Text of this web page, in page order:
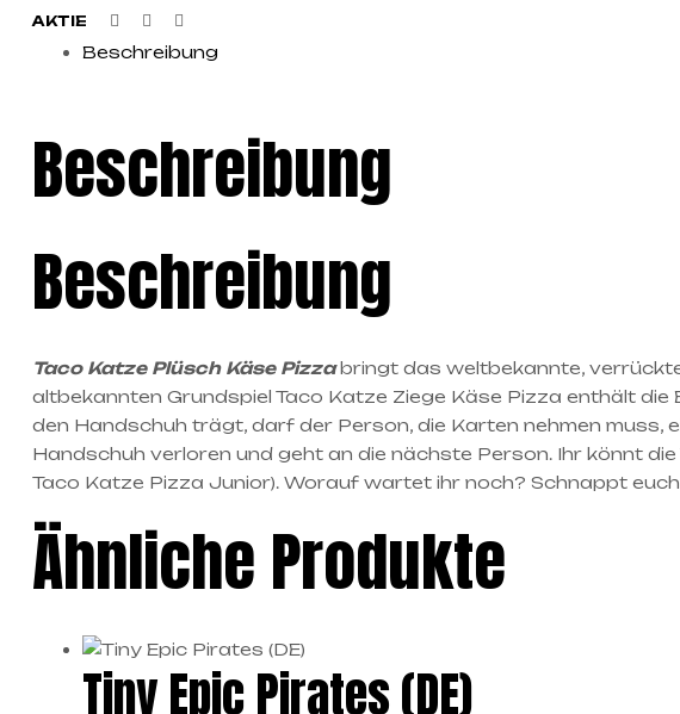
AKTIE Facebook
Twitter
Beschreibung
Beschreibung
Beschreibung
Taco Katze Plüsch Käse Pizzabringt das weltbekannte,
altbekannten Grundspiel Taco Katze Ziege Käse Pizza enthält
den Handschuh trägt, darf der Person, die Karten nehmen muss,
Handschuh verloren und geht an die nächste Person. Ihr könnt
Taco Katze Pizza Junior). Worauf wartet ihr noch? Schnappt
Ähnliche Produkte
Tiny Epic Pirates (DE)